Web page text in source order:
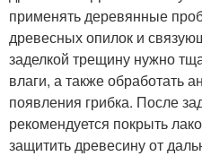
применять деревянные
древесных опилок и
заделкой трещину нужно
влаги, а также обработать
появления грибка. После
рекомендуется покрыть
защитить древесину от